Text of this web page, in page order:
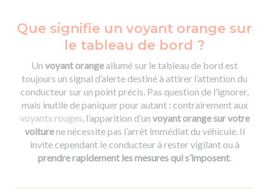
Que signifie un voyant orange sur
le tableau de bord ?
Un voyant orangeallumé sur le tableau de bord est
toujours un signal d’alerte destiné à attirer l’attention du
conducteur sur un point précis. Pas question de l’ignorer,
mais inutile de paniquer pour autant : contrairement aux
voyants rouges, l’apparition d’un voyant orange sur votre
voiturene nécessite pas l’arrêt immédiat du véhicule. Il
invite cependant le conducteur à rester vigilant ou à
prendre rapidement les mesures qui s’imposent.